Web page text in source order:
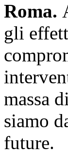
Roma.
gli
massa
siamo
future.